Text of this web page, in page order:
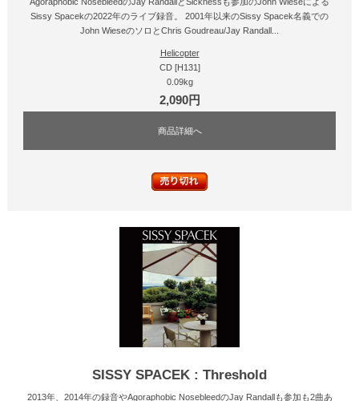
Sissy Spacekの2022年のライブ録音。 2001年以来のSissy Spacek名義での
John WieseのソロとChris Goudreau/Jay Randall...
Helicopter
CD [H131]
0.09kg
2,090円
商品詳細へ
SISSY SPACEK : Threshold
2013年、2014年の録音やAgoraphobic NosebleedのJay Randallも参加も2曲あ